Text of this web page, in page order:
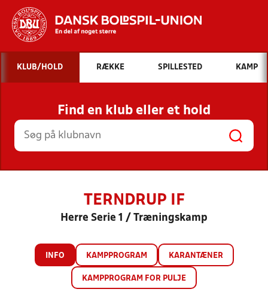
Hvad vil du søge efter?
INDHOLD OG NYHEDER
STILLINGER, RESULTATER, KLUBBER OG
HOLD
KLUB/HOLD RÆKKE SPILLESTED KAMP
Find en klub eller et hold
TERNDRUP IF
Herre Serie 1 / Træningskamp
INFO KAMPPROGRAM KARANTÆNER
KAMPPROGRAM FOR PULJE